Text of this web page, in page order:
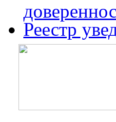
Реестр